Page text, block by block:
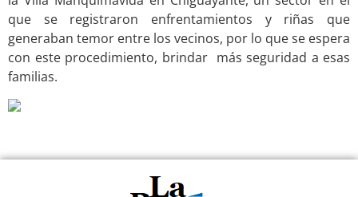
que se registraron enfrentamientos y riñas que
generaban temor entre los vecinos, por lo que se espera
con este procedimiento, brindar más seguridad a esas
familias.